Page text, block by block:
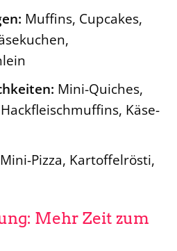
Muffins, Cupcakes,
Mini-Quiches,
Käse-
Mini-Pizza, Kartoffelrösti,
Mehr Zeit zum